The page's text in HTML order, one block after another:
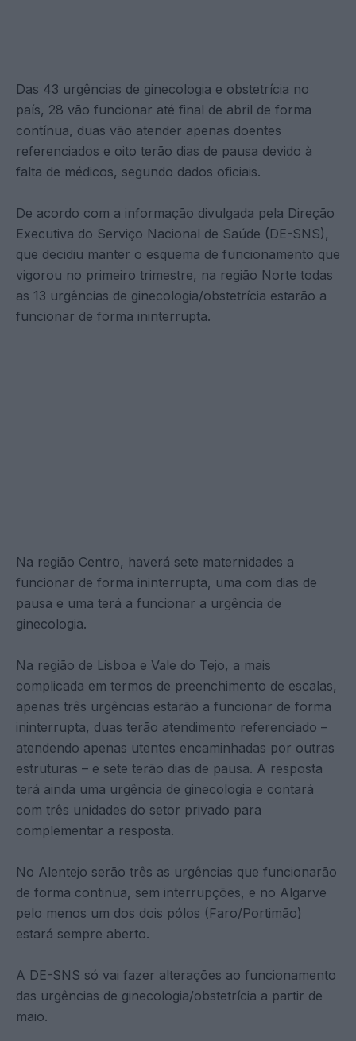
Das 43 urgências de ginecologia e obstetrícia no
país, 28 vão funcionar até final de abril de forma
contínua, duas vão atender apenas doentes
referenciados e oito terão dias de pausa devido à
falta de médicos, segundo dados oficiais.
De acordo com a informação divulgada pela Direção
Executiva do Serviço Nacional de Saúde (DE-SNS),
que decidiu manter o esquema de funcionamento que
vigorou no primeiro trimestre, na região Norte todas
as 13 urgências de ginecologia/obstetrícia estarão a
funcionar de forma ininterrupta.
Na região Centro, haverá sete maternidades a
funcionar de forma ininterrupta, uma com dias de
pausa e uma terá a funcionar a urgência de
ginecologia.
Na região de Lisboa e Vale do Tejo, a mais
complicada em termos de preenchimento de escalas,
apenas três urgências estarão a funcionar de forma
ininterrupta, duas terão atendimento referenciado –
atendendo apenas utentes encaminhadas por outras
estruturas – e sete terão dias de pausa. A resposta
terá ainda uma urgência de ginecologia e contará
com três unidades do setor privado para
complementar a resposta.
No Alentejo serão três as urgências que funcionarão
de forma continua, sem interrupções, e no Algarve
pelo menos um dos dois pólos (Faro/Portimão)
estará sempre aberto.
A DE-SNS só vai fazer alterações ao funcionamento
das urgências de ginecologia/obstetrícia a partir de
maio.